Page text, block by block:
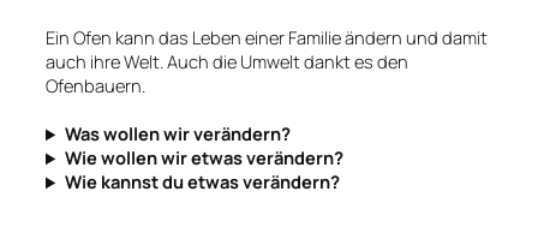
Ein Ofen kann das Leben einer Familie ändern und damit
auch ihre Welt. Auch die Umwelt dankt es den
Ofenbauern.
Was wollen wir verändern?
Wie wollen wir etwas verändern?
Wie kannst du etwas verändern?